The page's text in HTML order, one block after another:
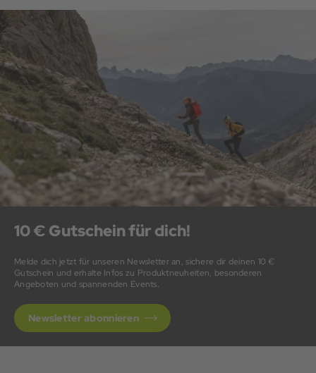
10 € Gutschein für dich!
Melde dich jetzt für unseren Newsletter an, sichere dir deinen 10 €
Gutschein und erhalte Infos zu Produktneuheiten, besonderen
Angeboten und spannenden Events.
Newsletter abonnieren